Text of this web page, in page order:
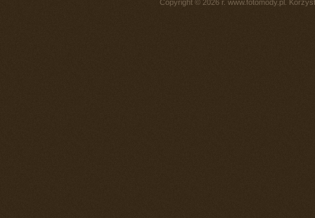
Copyright © 2026 r. www.fotomody.pl.